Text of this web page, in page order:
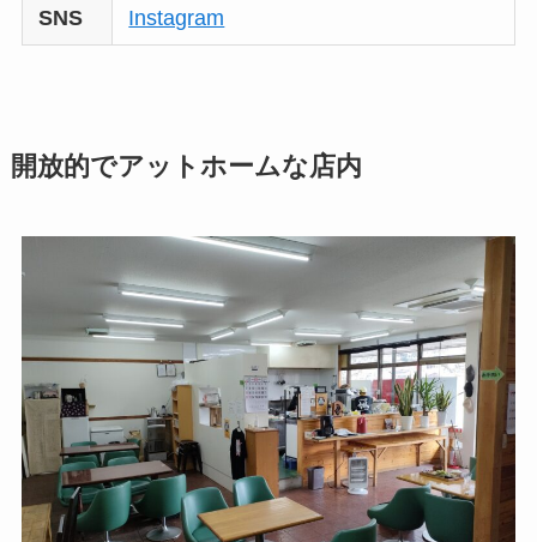
SNS Instagram
開放的でアットホームな店内